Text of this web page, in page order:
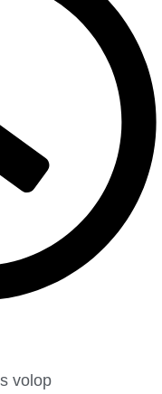
volop